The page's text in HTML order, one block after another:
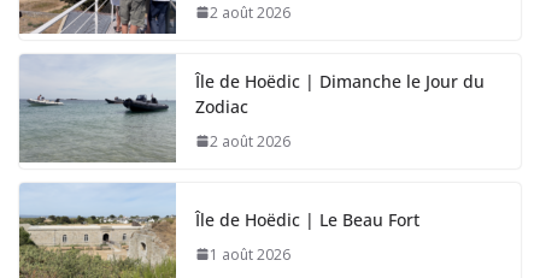
2 août 2026
Île de Hoëdic | Dimanche le Jour du
Zodiac
2 août 2026
Île de Hoëdic | Le Beau Fort
1 août 2026